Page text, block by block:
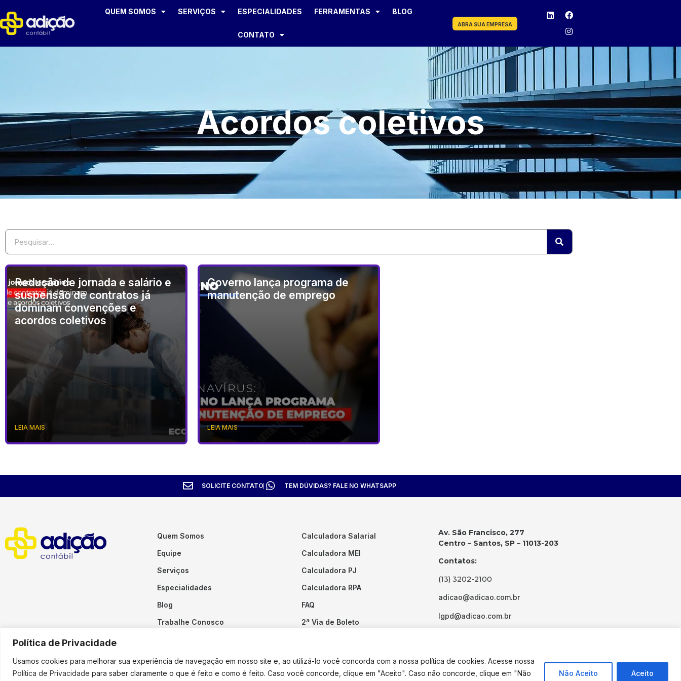
Política de Privacidade
Usamos cookies para melhorar sua experiência de navegação em nosso site e, ao utilizá-lo você concorda com a nossa política de cookies. Acesse nossa
Política de Privacidade para saber claramente o que é feito e como é feito. Caso você concorde, clique em "Aceito". Caso não concorde, clique em "Não
Não Aceito Aceito
QUEM SOMOS SERVIÇOS ESPECIALIDADES FERRAMENTAS BLOG
CONTATO
ABRA SUA EMPRESA
Acordos coletivos
Redução de jornada e salário e
suspensão de contratos já
dominam convenções e
acordos coletivos
LEIA MAIS
Governo lança programa de
manutenção de emprego
LEIA MAIS
SOLICITE CONTATO TEM DÚVIDAS? FALE NO WHATSAPP
Quem Somos
Equipe
Serviços
Especialidades
Blog
Trabalhe Conosco
Calculadora Salarial
Calculadora MEI
Calculadora PJ
Calculadora RPA
FAQ
2ª Via de Boleto
Av. São Francisco, 277
Centro – Santos, SP – 11013-203
Contatos:
(13) 3202-2100
adicao@adicao.com.br
lgpd@adicao.com.br